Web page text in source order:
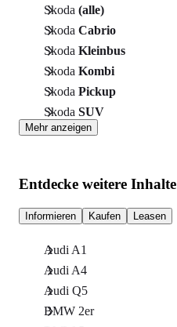
Skoda (alle)
Skoda Cabrio
Skoda Kleinbus
Skoda Kombi
Skoda Pickup
Skoda SUV
Mehr anzeigen
Entdecke weitere Inhalte
Informieren Kaufen Leasen
Audi A1
Audi A4
Audi Q5
BMW 2er